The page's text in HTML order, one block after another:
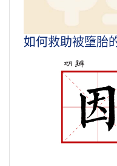
如何救助被墮胎